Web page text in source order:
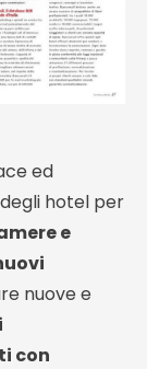
ed
hotel per
e
nuove e
con